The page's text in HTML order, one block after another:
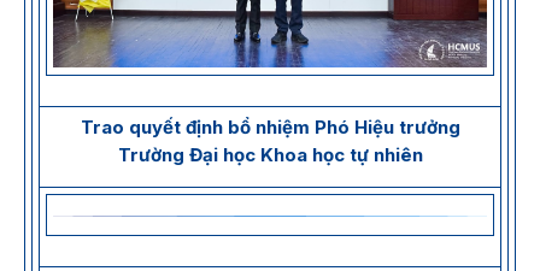
Trao quyết định bổ nhiệm Phó Hiệu trưởng
Trường Đại học Khoa học tự nhiên